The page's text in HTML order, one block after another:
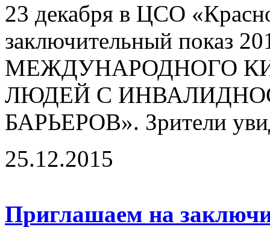
23 декабря в ЦСО
заключительный показ
МЕЖДУНАРОДНОГО
ЛЮДЕЙ С
БАРЬЕРОВ». Зрители
25.12.2015
Приглашаем на